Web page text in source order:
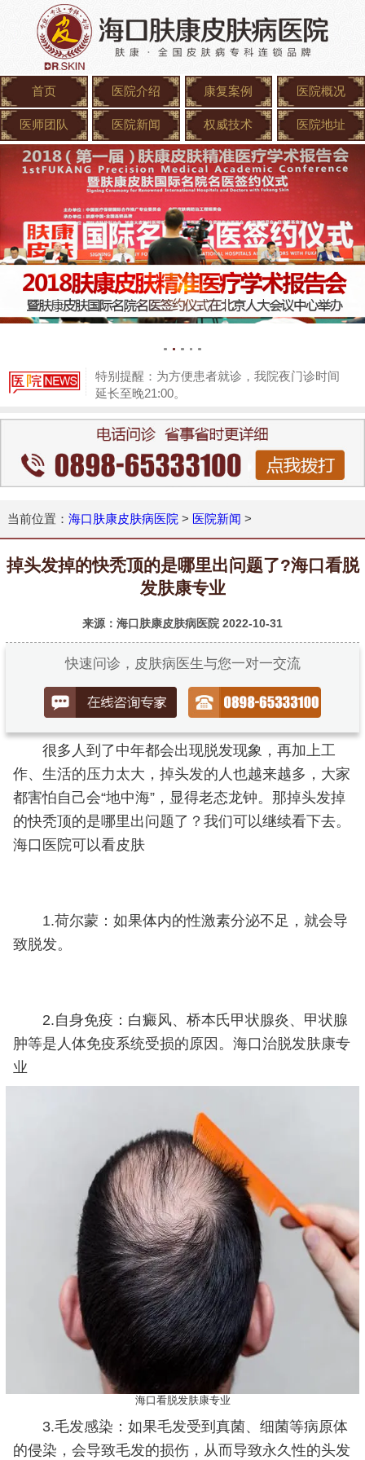
首页 医院介绍 康复案例 医院概况
医师团队 医院新闻 权威技术 医院地址
特别提醒：为方便患者就诊，我院夜门诊时间
延长至晚21:00。
当前位置： 海口肤康皮肤病医院 > 医院新闻 >
掉头发掉的快秃顶的是哪里出问题了?海口看脱
发肤康专业
来源：海口肤康皮肤病医院 2022-10-31
快速问诊，皮肤病医生与您一对一交流
很多人到了中年都会出现脱发现象，再加上工
作、生活的压力太大，掉头发的人也越来越多，大家
都害怕自己会“地中海”，显得老态龙钟。那掉头发掉
的快秃顶的是哪里出问题了？我们可以继续看下去。
海口医院可以看皮肤
1.荷尔蒙：如果体内的性激素分泌不足，就会导
致脱发。
2.自身免疫：白癜风、桥本氏甲状腺炎、甲状腺
肿等是人体免疫系统受损的原因。海口治脱发肤康专
业
海口看脱发肤康专业
3.毛发感染：如果毛发受到真菌、细菌等病原体
的侵染，会导致毛发的损伤，从而导致永久性的头发